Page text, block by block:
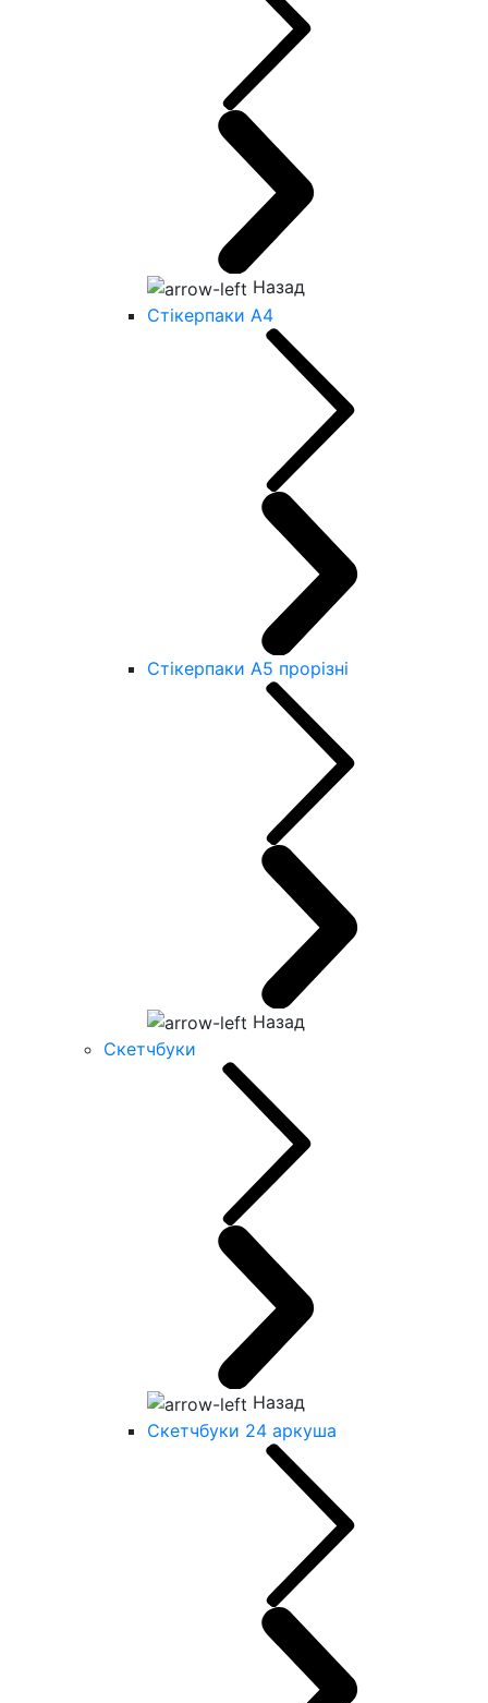
Назад
Стікерпаки А4
Стікерпаки А5 прорізні
Назад
Скетчбуки
Назад
Скетчбуки 24 аркуша